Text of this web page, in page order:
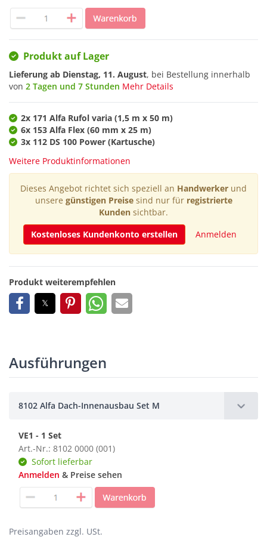
Produkt auf Lager
Lieferung ab Dienstag, 11. August, bei Bestellung innerhalb
von 2 Tagen und 7 Stunden Mehr Details
2x 171 Alfa Rufol varia (1,5 m x 50 m)
6x 153 Alfa Flex (60 mm x 25 m)
3x 112 DS 100 Power (Kartusche)
Weitere Produktinformationen
Dieses Angebot richtet sich speziell an Handwerker und
unsere günstigen Preisesind nur für registrierte
Kunden sichtbar.
Kostenloses Kundenkonto erstellen
Anmelden
Produkt weiterempfehlen
Ausführungen
8102 Alfa Dach-Innenausbau Set M
VE1 - 1 Set
Art.-Nr.: 8102 0000 (001)
Sofort lieferbar
Anmelden & Preise sehen
Preisangaben zzgl. USt.